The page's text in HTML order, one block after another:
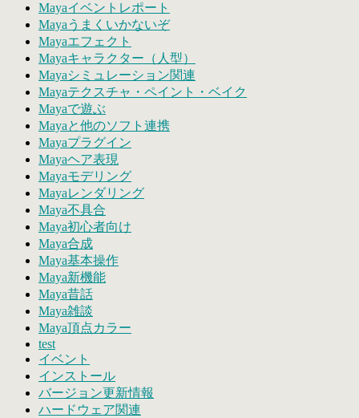
Mayaイベントレポート
Mayaうまくいかないぞ
Mayaエフェクト
Mayaキャラクター（人型）
Mayaシミュレーション関連
Mayaテクスチャ・ペイント・ベイク
Mayaで遊ぶ
Mayaと他のソフト連携
Mayaプラグイン
Mayaヘア表現
Mayaモデリング
Mayaレンダリング
Maya不具合
Maya初心者向け
Maya合成
Maya基本操作
Maya新機能
Maya昔話
Maya雑談
Maya頂点カラー
test
イベント
インストール
バージョン更新情報
ハードウェア関連